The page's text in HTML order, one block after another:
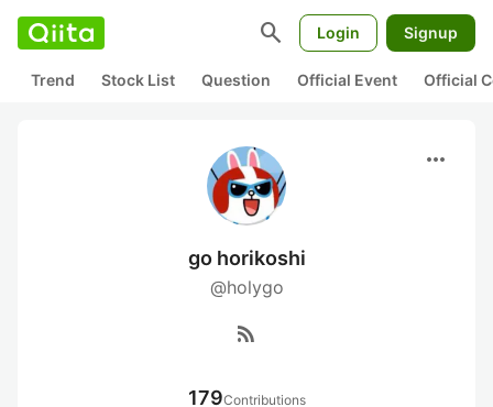
search Login Signup
Trend Stock List Question Official Event Official
more_horiz
go horikoshi
@holygo
rss_feed
179Contributions